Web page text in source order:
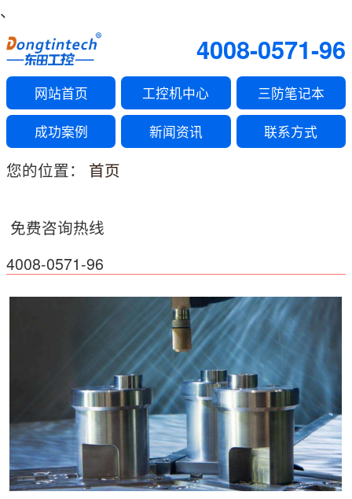
、
4008-0571-96
网站首页 工控机中心 三防笔记本
成功案例 新闻资讯 联系方式
您的位置： 首页
免费咨询热线
4008-0571-96